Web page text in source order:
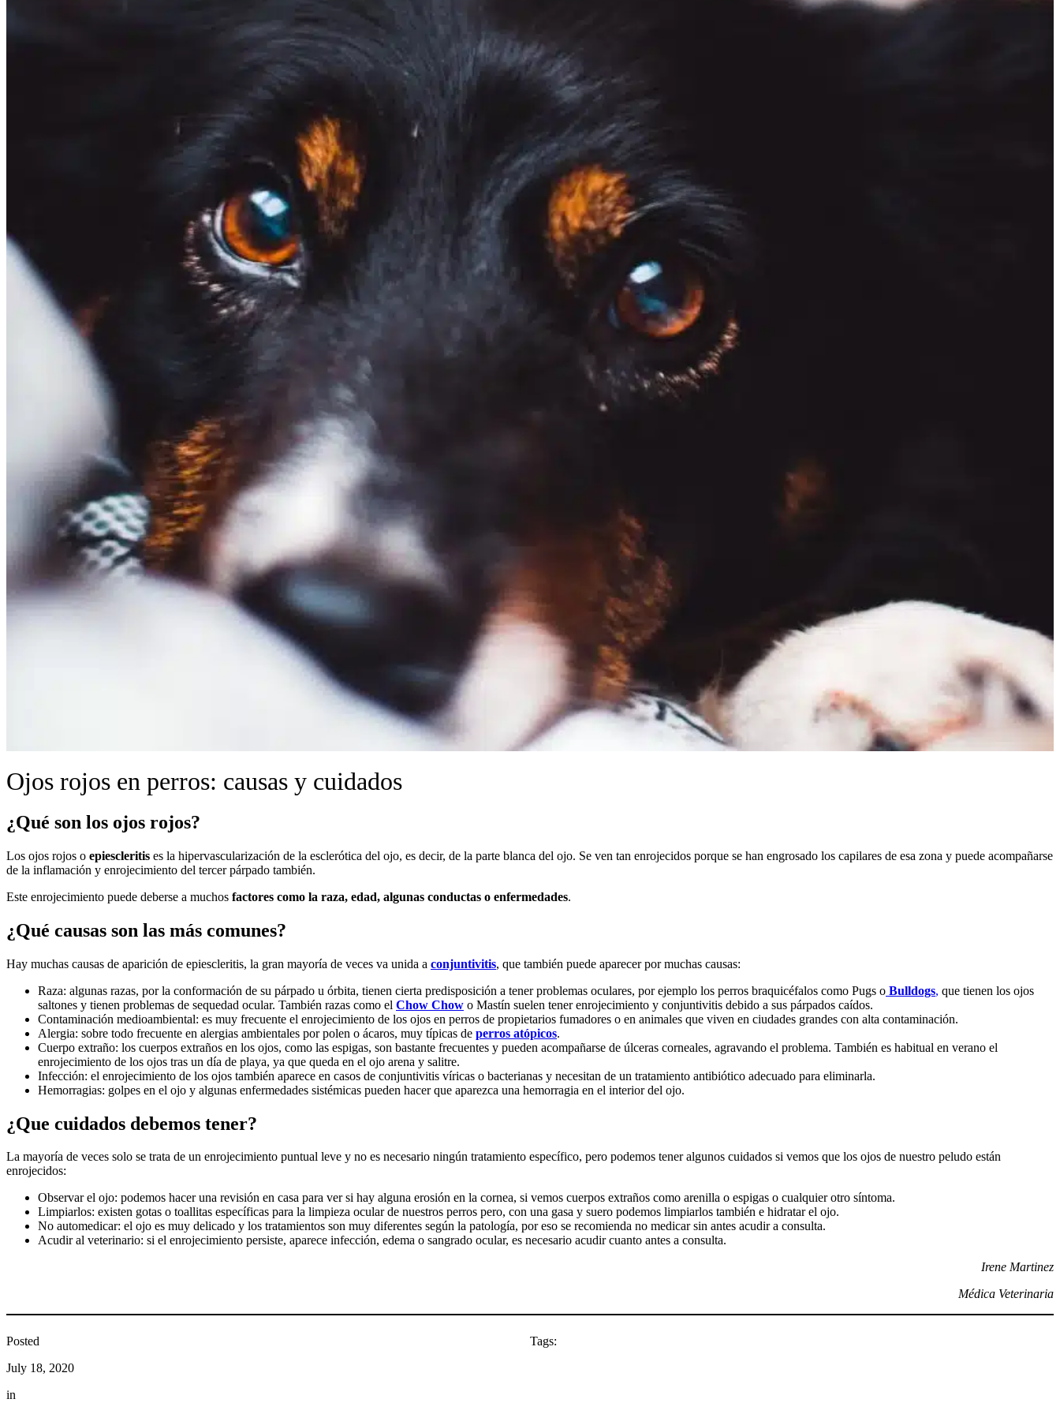
Ojos rojos en perros: causas y cuidados
¿Qué son los ojos rojos?
Los ojos rojos o epiescleritis es la hipervascularización de la esclerótica del ojo, es decir, de la parte blanca del ojo. Se ven tan enrojecidos porque se han engrosado los capilares de esa zona y puede acompañarse
de la inflamación y enrojecimiento del tercer párpado también.
Este enrojecimiento puede deberse a muchos factores como la raza, edad, algunas conductas o enfermedades.
¿Qué causas son las más comunes?
Hay muchas causas de aparición de epiescleritis, la gran mayoría de veces va unida a conjuntivitis, que también puede aparecer por muchas causas:
Raza: algunas razas, por la conformación de su párpado u órbita, tienen cierta predisposición a tener problemas oculares, por ejemplo los perros braquicéfalos como Pugs o Bulldogs, que tienen los ojos
saltones y tienen problemas de sequedad ocular. También razas como el Chow Chow o Mastín suelen tener enrojecimiento y conjuntivitis debido a sus párpados caídos.
Contaminación medioambiental: es muy frecuente el enrojecimiento de los ojos en perros de propietarios fumadores o en animales que viven en ciudades grandes con alta contaminación.
Alergia: sobre todo frecuente en alergias ambientales por polen o ácaros, muy típicas de perros atópicos.
Cuerpo extraño: los cuerpos extraños en los ojos, como las espigas, son bastante frecuentes y pueden acompañarse de úlceras corneales, agravando el problema. También es habitual en verano el
enrojecimiento de los ojos tras un día de playa, ya que queda en el ojo arena y salitre.
Infección: el enrojecimiento de los ojos también aparece en casos de conjuntivitis víricas o bacterianas y necesitan de un tratamiento antibiótico adecuado para eliminarla.
Hemorragias: golpes en el ojo y algunas enfermedades sistémicas pueden hacer que aparezca una hemorragia en el interior del ojo.
¿Que cuidados debemos tener?
La mayoría de veces solo se trata de un enrojecimiento puntual leve y no es necesario ningún tratamiento específico, pero podemos tener algunos cuidados si vemos que los ojos de nuestro peludo están
enrojecidos:
Observar el ojo: podemos hacer una revisión en casa para ver si hay alguna erosión en la cornea, si vemos cuerpos extraños como arenilla o espigas o cualquier otro síntoma.
Limpiarlos: existen gotas o toallitas específicas para la limpieza ocular de nuestros perros pero, con una gasa y suero podemos limpiarlos también e hidratar el ojo.
No automedicar: el ojo es muy delicado y los tratamientos son muy diferentes según la patología, por eso se recomienda no medicar sin antes acudir a consulta.
Acudir al veterinario: si el enrojecimiento persiste, aparece infección, edema o sangrado ocular, es necesario acudir cuanto antes a consulta.
Irene Martinez
Médica Veterinaria
Posted
July 18, 2020
in
Tags: